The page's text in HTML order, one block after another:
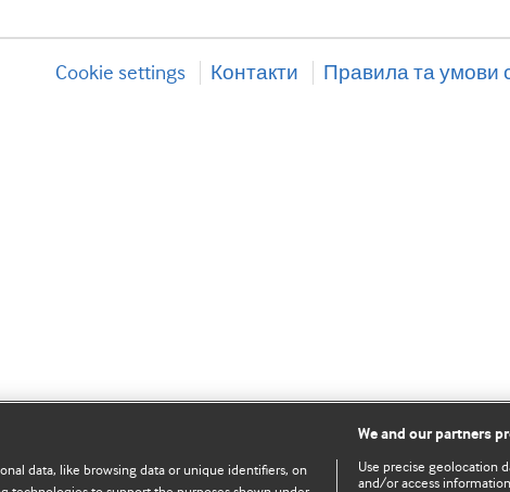
Cookie settings Контакти Правила та умови
data, like browsing data or unique identifiers, on
We and our partners
Use precise geolocation
and/or access